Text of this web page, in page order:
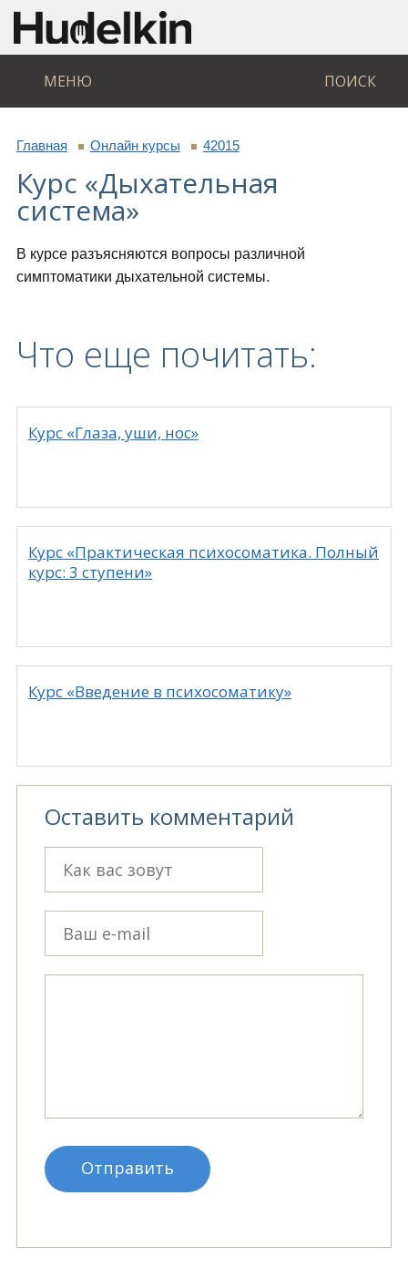
МЕНЮ ПОИСК
Главная Онлайн курсы 42015
Курс «Дыхательная
система»
В курсе разъясняются вопросы различной
симптоматики дыхательной системы.
Что еще почитать:
Курс «Глаза, уши, нос»
Курс «Практическая психосоматика. Полный
курс: 3 ступени»
Курс «Введение в психосоматику»
Оставить комментарий